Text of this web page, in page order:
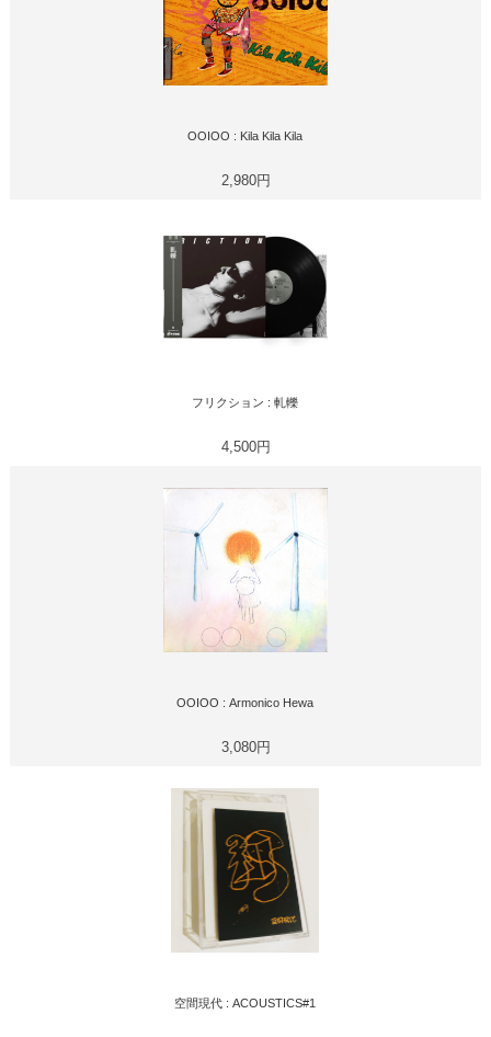
OOIOO : Kila Kila Kila
2,980円
フリクション : 軋轢
4,500円
OOIOO : Armonico Hewa
3,080円
空間現代 : ACOUSTICS#1